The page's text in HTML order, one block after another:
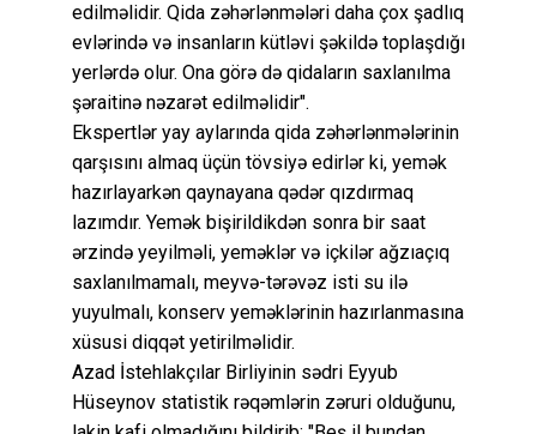
edilməlidir. Qida zəhərlənmələri daha çox şadlıq
evlərində və insanların kütləvi şəkildə toplaşdığı
yerlərdə olur. Ona görə də qidaların saxlanılma
şəraitinə nəzarət edilməlidir".
Ekspertlər yay aylarında qida zəhərlənmələrinin
qarşısını almaq üçün tövsiyə edirlər ki, yemək
hazırlayarkən qaynayana qədər qızdırmaq
lazımdır. Yemək bişirildikdən sonra bir saat
ərzində yeyilməli, yeməklər və içkilər ağzıaçıq
saxlanılmamalı, meyvə-tərəvəz isti su ilə
yuyulmalı, konserv yeməklərinin hazırlanmasına
xüsusi diqqət yetirilməlidir.
Azad İstehlakçılar Birliyinin sədri Eyyub
Hüseynov statistik rəqəmlərin zəruri olduğunu,